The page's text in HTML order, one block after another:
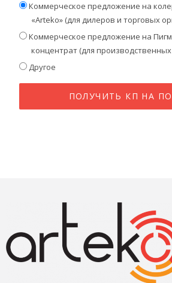
Коммерческое предложение на
«Arteko» (для дилеров и торговых
Коммерческое предложение на
концентрат (для
Другое